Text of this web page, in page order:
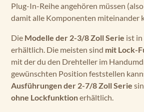
Plug-In-Reihe angehören müssen
damit alle Komponenten miteinander
Die Modelle der 2-3/8 Zoll Serie ist in
erhältlich. Die meisten sind mit Lock-
mit der du den Drehteller im
gewünschten Position feststellen
Ausführungen der 2-7/8 Zoll Serie
ohne Lockfunktionerhältlich.